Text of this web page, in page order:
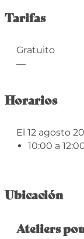
Tarifas
Gratuito
—
Horarios
El 12 agosto
10:00 a
Ubicación
Ateliers